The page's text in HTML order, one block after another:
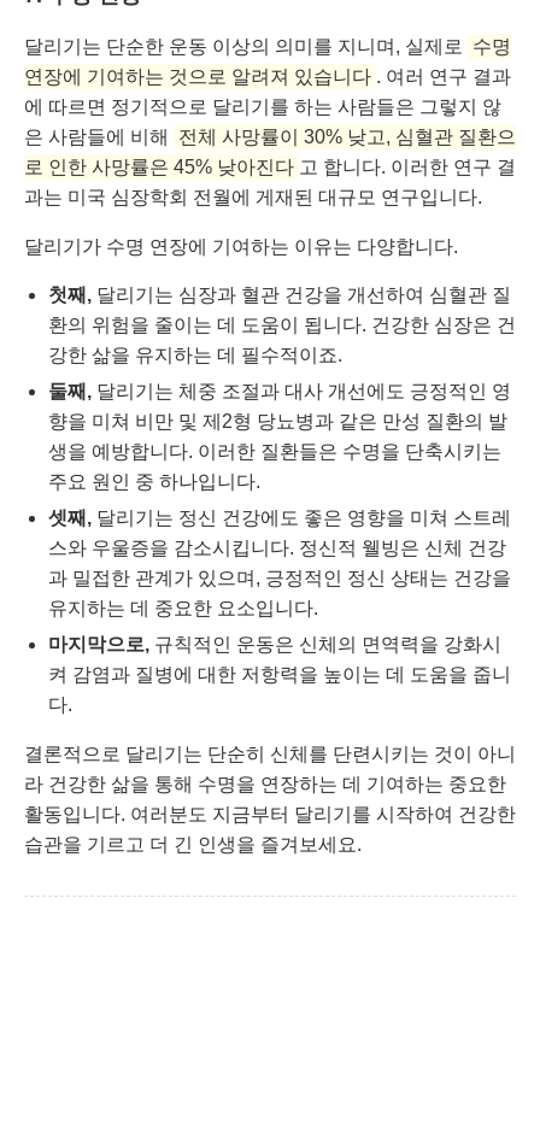
달리기는 단순한 운동 이상의 의미를 지니며, 실제로
수명
연장에 기여하는 것으로 알려져 있습니다 . 여러 연구 결과
에 따르면 정기적으로 달리기를 하는 사람들은 그렇지 않
은 사람들에 비해
전체 사망률이 30% 낮고, 심혈관 질환으
로 인한 사망률은 45% 낮아진다 고 합니다. 이러한 연구 결
과는 미국 심장학회 전월에 게재된 대규모 연구입니다.
달리기가 수명 연장에 기여하는 이유는 다양합니다.
첫째, 달리기는 심장과 혈관 건강을 개선하여 심혈관 질
환의 위험을 줄이는 데 도움이 됩니다. 건강한 심장은 건
강한 삶을 유지하는 데 필수적이죠.
둘째, 달리기는 체중 조절과 대사 개선에도 긍정적인 영
향을 미쳐 비만 및 제2형 당뇨병과 같은 만성 질환의 발
생을 예방합니다. 이러한 질환들은 수명을 단축시키는
주요 원인 중 하나입니다.
셋째, 달리기는 정신 건강에도 좋은 영향을 미쳐 스트레
스와 우울증을 감소시킵니다. 정신적 웰빙은 신체 건강
과 밀접한 관계가 있으며, 긍정적인 정신 상태는 건강을
유지하는 데 중요한 요소입니다.
마지막으로, 규칙적인 운동은 신체의 면역력을 강화시
켜 감염과 질병에 대한 저항력을 높이는 데 도움을 줍니
다.
결론적으로 달리기는 단순히 신체를 단련시키는 것이 아니
라 건강한 삶을 통해 수명을 연장하는 데 기여하는 중요한
활동입니다. 여러분도 지금부터 달리기를 시작하여 건강한
습관을 기르고 더 긴 인생을 즐겨보세요.